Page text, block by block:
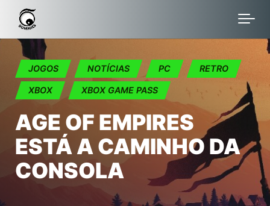
Skip to main content
JOGOS NOTÍCIAS PC RETRO
XBOX XBOX GAME PASS
AGE OF EMPIRES
ESTÁ A CAMINHO DA
CONSOLA